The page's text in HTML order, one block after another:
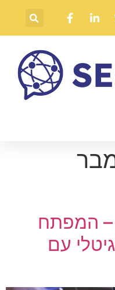
קידום חנויות Etsy – המפתח
עם